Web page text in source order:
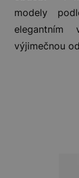
modely
elegantním
výjimečnou